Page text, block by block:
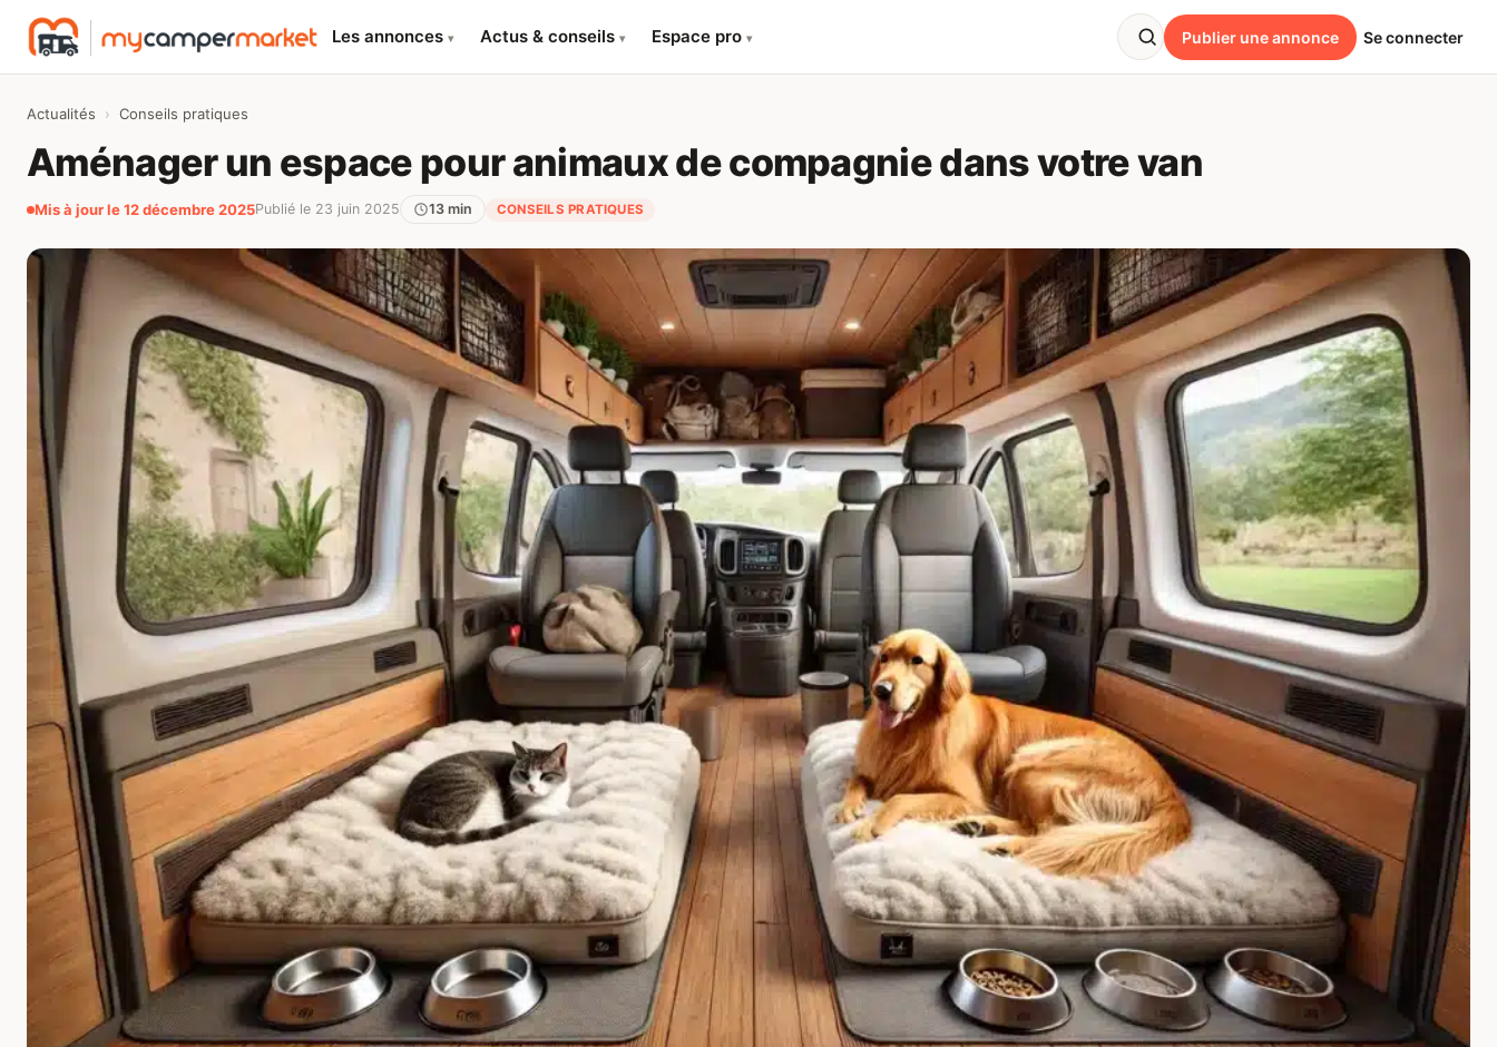
Les annonces ▾ Actus & conseils ▾ Espace pro ▾ Publier une annonce Se connecter
Actualités › Conseils pratiques
Aménager un espace pour animaux de compagnie dans votre van
Mis à jour le 12 décembre 2025Publié le 23 juin 2025 13 min CONSEILS PRATIQUES